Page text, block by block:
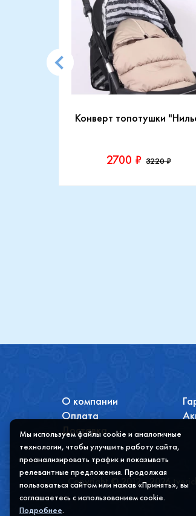
Конверт топотушки
2700 ₽ 3220 ₽
Производитель::
О компании
Оплата
Доставка
Copyright © 2012 - 2026
Мы используем файлы cookie и аналогичные
технологии, чтобы улучшить работу сайта,
проанализировать трафик и показывать
релевантные предложения. Продолжая
пользоваться сайтом или нажав «Принять», вы
соглашаетесь с использованием cookie.
Подробнее.